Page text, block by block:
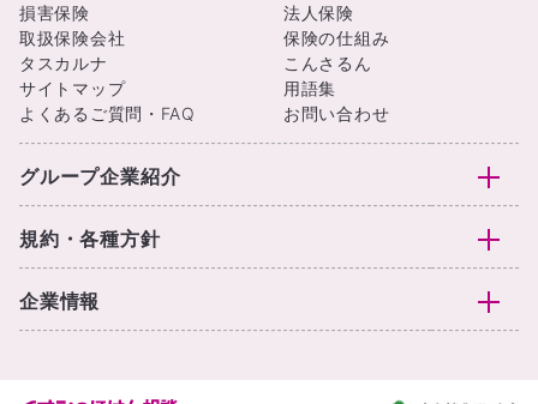
損害保険
法人保険
取扱保険会社
保険の仕組み
タスカルナ
こんさるん
サイトマップ
用語集
よくあるご質問・FAQ
お問い合わせ
グループ企業紹介
規約・各種方針
企業情報